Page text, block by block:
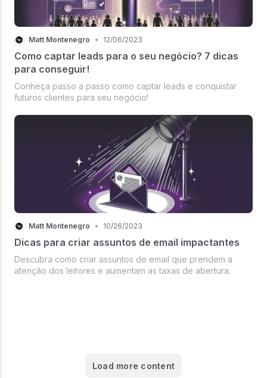
Matt Montenegro • 12/06/2023
Como captar leads para o seu negócio? 7 dicas
para conseguir!
Conheça passo a passo como captar leads e conquistar
futuros clientes para seu negócio!
Matt Montenegro • 10/26/2023
Dicas para criar assuntos de email impactantes
Descubra como criar assuntos de email que prendem a
atenção dos leitores e aumentam as taxas de abertura.
Load more content